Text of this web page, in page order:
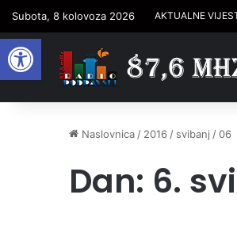
Open toolbar
Subota, 8 kolovoza 2026 AKTUALNE
Naslovnica / 2016 / svibanj /06
Dan: 6.